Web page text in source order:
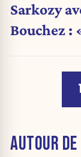
Sarkozy
Bouchez :
évoquer
AUTOUR DE